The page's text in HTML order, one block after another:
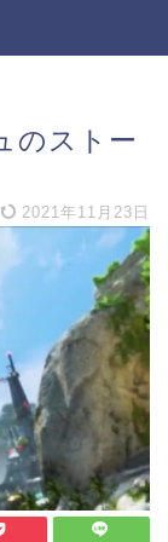
のストー
2021年11月23日